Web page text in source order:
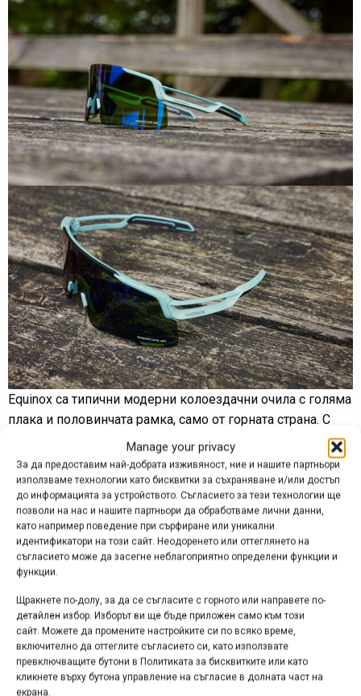
Manage your privacy
За да предоставим най-добрата изживяност, ние и нашите партньори
използваме технологии като бисквитки за съхраняване и/или достъп
до информацията за устройството. Съгласието за тези технологии ще
позволи на нас и нашите партньори да обработваме лични данни,
като например поведение при сърфиране или уникални
идентификатори на този сайт. Неодоренето или оттеглянето на
съгласието може да засегне неблагоприятно определени функции и
функции.
Щракнете по-долу, за да се съгласите с горното или направете по-
детайлен избор. Изборът ви ще бъде приложен само към този
сайт. Можете да промените настройките си по всяко време,
включително да оттеглите съгласието си, като използвате
превключващите бутони в Политиката за бисквитките или като
кликнете върху бутона управление на съгласие в долната част на
екрана.
Equinox са типични модерни колоездачни очила с голяма
плака и половинчата рамка, само от горната страна. С
лека извивка, те покриват и защитават очите от всички
страни, а освен стъкла с технологията Ridescape (в
избран от клиента цвят и вид), в комплекта е включена
и безцветна резервна плака. Equinox използват същите
материали като S-Phyre и са почти толкова леки – 25.2
грама. Цената им за Европа е 119.95 евро.